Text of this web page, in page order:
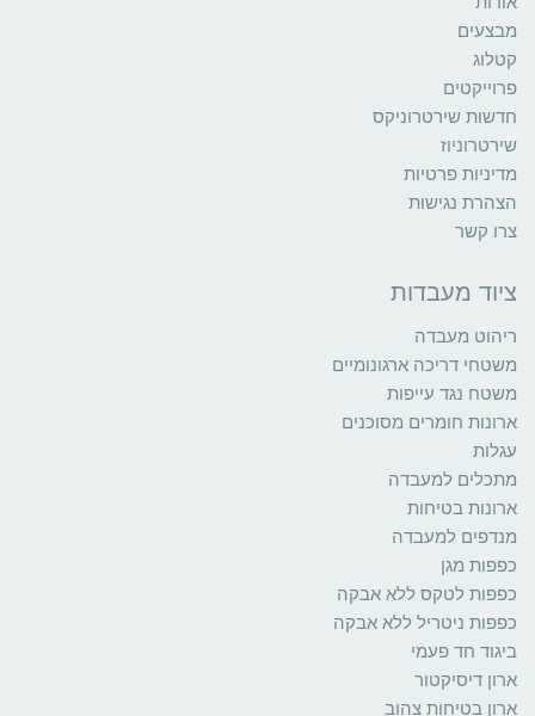
מבצעים
קטלוג
פרוייקטים
חדשות שירטרוניקס
שירטרוניוז
מדיניות פרטיות
הצהרת נגישות
צרו קשר
ציוד מעבדות
ריהוט מעבדה
משטחי דריכה ארגונומיים
משטח נגד עייפות
ארונות חומרים מסוכנים
עגלות
מתכלים למעבדה
ארונות בטיחות
מנדפים למעבדה
כפפות מגן
כפפות לטקס ללא אבקה
כפפות ניטריל ללא אבקה
ביגוד חד פעמי
ארון דיסיקטור
ארון בטיחות צהוב